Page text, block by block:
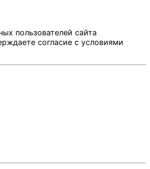
пользователей сайта
согласие с условиями